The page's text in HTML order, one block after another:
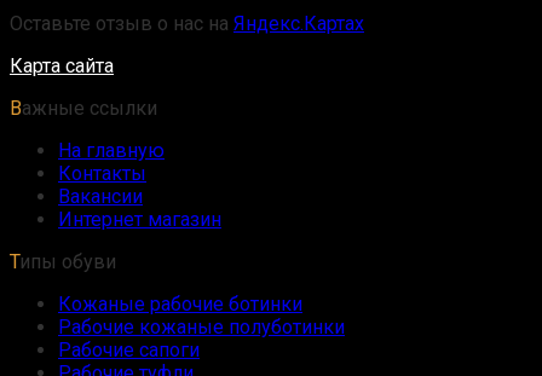
Оставьте отзыв о нас на Яндекс.Картах
Карта сайта
Важные ссылки
На главную
Контакты
Вакансии
Интернет магазин
Типы обуви
Кожаные рабочие ботинки
Рабочие кожаные полуботинки
Рабочие сапоги